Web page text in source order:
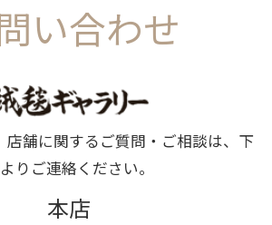
い合わせ
店舗に関するご質問・ご相談は、下
りご連絡ください。
本店